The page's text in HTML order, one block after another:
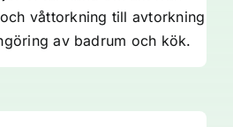
våttorkning till avtorkning
av badrum och kök.